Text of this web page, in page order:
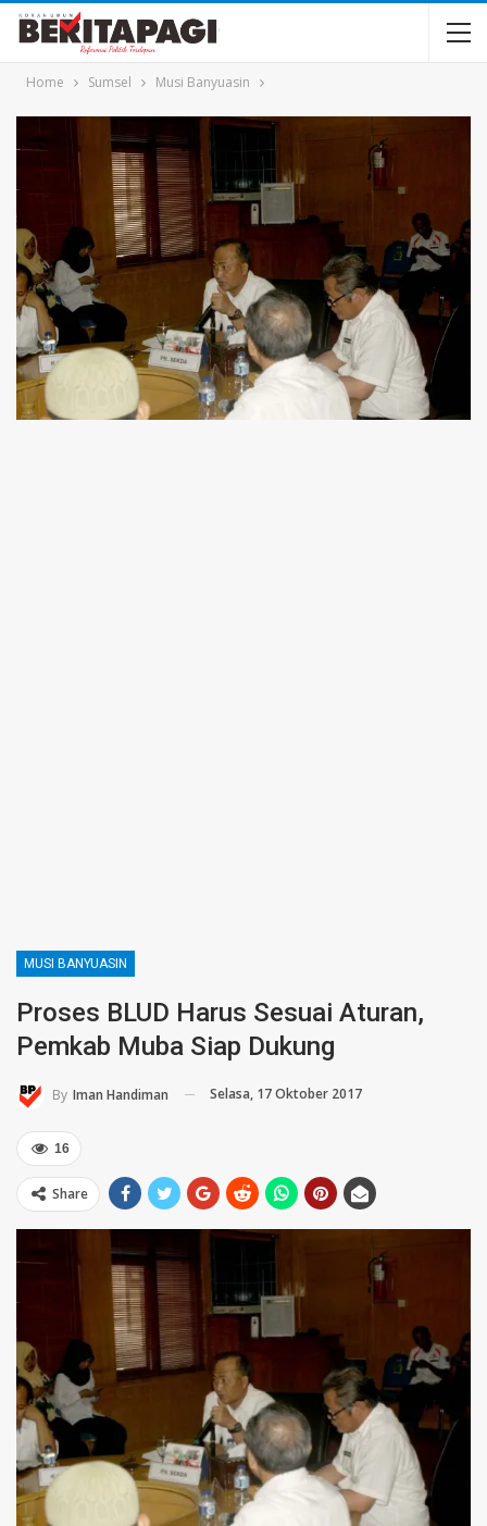
Home Sumsel Musi Banyuasin
MUSI BANYUASIN
Proses BLUD Harus Sesuai Aturan,
Pemkab Muba Siap Dukung
By Iman Handiman Selasa, 17 Oktober 2017
16
Share